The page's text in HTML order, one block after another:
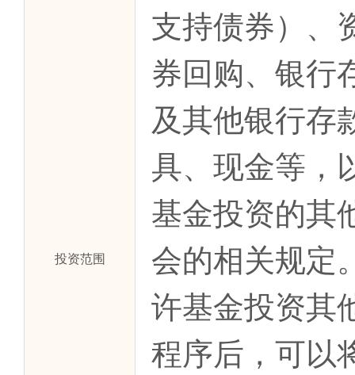
投资范围
支持债券）、
券回购、银行
及其他银行存
具、现金等，
基金投资的其
会的相关规定
许基金投资其
程序后，可以